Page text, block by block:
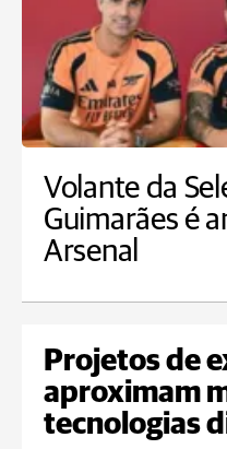
Volante da
Guimarães é
Arsenal
Projetos de
aproximam
tecnologias